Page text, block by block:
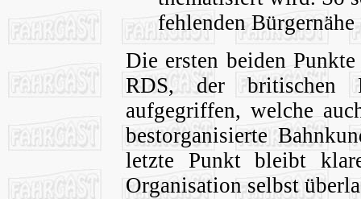
fehlenden
Die ersten beiden
RDS, der britischen
aufgegriffen, welche
bestorganisierte
letzte Punkt bleibt
Organisation selbst